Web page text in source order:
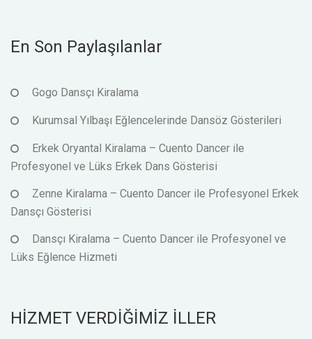
En Son Paylaşılanlar
Gogo Dansçı Kiralama
Kurumsal Yılbaşı Eğlencelerinde Dansöz Gösterileri
Erkek Oryantal Kiralama – Cuento Dancer ile
Profesyonel ve Lüks Erkek Dans Gösterisi
Zenne Kiralama – Cuento Dancer ile Profesyonel Erkek
Dansçı Gösterisi
Dansçı Kiralama – Cuento Dancer ile Profesyonel ve
Lüks Eğlence Hizmeti
HİZMET VERDİĞİMİZ İLLER